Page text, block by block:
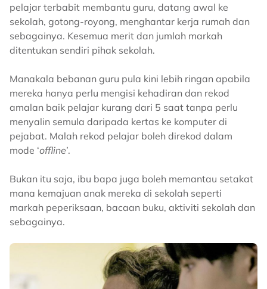
pelajar terbabit membantu guru, datang awal ke
sekolah, gotong-royong, menghantar kerja rumah dan
sebagainya. Kesemua merit dan jumlah markah
ditentukan sendiri pihak sekolah.
Manakala bebanan guru pula kini lebih ringan apabila
mereka hanya perlu mengisi kehadiran dan rekod
amalan baik pelajar kurang dari 5 saat tanpa perlu
menyalin semula daripada kertas ke komputer di
pejabat. Malah rekod pelajar boleh direkod dalam
mode ‘offline’.
Bukan itu saja, ibu bapa juga boleh memantau setakat
mana kemajuan anak mereka di sekolah seperti
markah peperiksaan, bacaan buku, aktiviti sekolah dan
sebagainya.